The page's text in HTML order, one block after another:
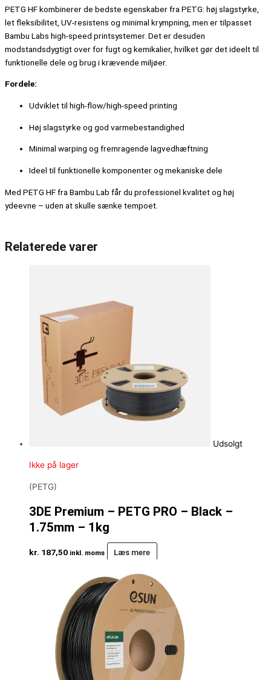
PETG HF kombinerer de bedste egenskaber fra PETG: høj slagstyrke,
let fleksibilitet, UV-resistens og minimal krympning, men er tilpasset
Bambu Labs high-speed printsystemer. Det er desuden
modstandsdygtigt over for fugt og kemikalier, hvilket gør det ideelt til
funktionelle dele og brug i krævende miljøer.
Fordele:
Udviklet til high-flow/high-speed printing
Høj slagstyrke og god varmebestandighed
Minimal warping og fremragende lagvedhæftning
Ideel til funktionelle komponenter og mekaniske dele
Med PETG HF fra Bambu Lab får du professionel kvalitet og høj
ydeevne – uden at skulle sænke tempoet.
Relaterede varer
Udsolgt
Ikke på lager
(PETG)
3DE Premium – PETG PRO – Black –
1.75mm – 1kg
kr. 187,50 inkl. moms Læs mere